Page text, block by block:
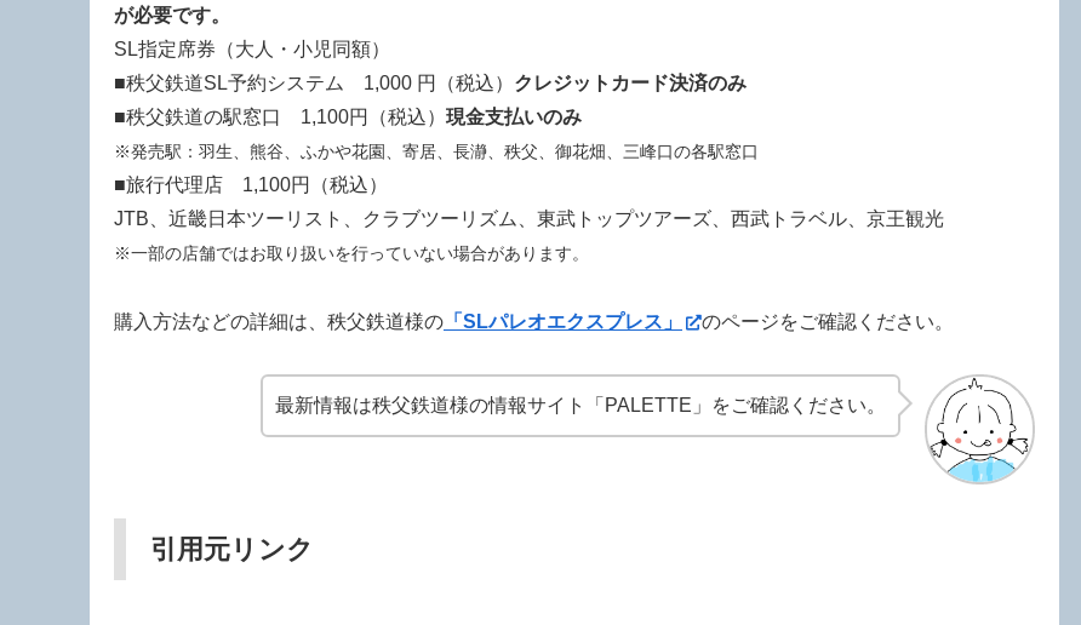
が必要です。
SL指定席券（大人・小児同額）
■秩父鉄道SL予約システム 1,000 円（税込） クレジットカード決済のみ
■秩父鉄道の駅窓口 1,100円（税込） 現金支払いのみ
※発売駅：羽生、熊谷、ふかや花園、寄居、長瀞、秩父、御花畑、三峰口の各駅窓口
■旅行代理店 1,100円（税込）
JTB、近畿日本ツーリスト、クラブツーリズム、東武トップツアーズ、西武トラベル、京王観光
※一部の店舗ではお取り扱いを行っていない場合があります。
購入方法などの詳細は、秩父鉄道様の 「SLパレオエクスプレス」 のページをご確認ください。
最新情報は秩父鉄道様の情報サイト「PALETTE」をご確認ください。
引用元リンク